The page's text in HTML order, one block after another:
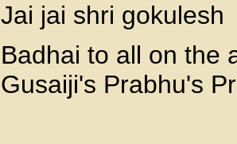
Jai jai shri gokulesh
Badhai to all on the
Gusaiji's Prabhu's